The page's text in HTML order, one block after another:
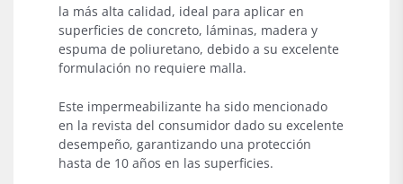
la más alta calidad, ideal para aplicar en
superficies de concreto, láminas, madera y
espuma de poliuretano, debido a su excelente
formulación no requiere malla.
Este impermeabilizante ha sido mencionado
en la revista del consumidor dado su excelente
desempeño, garantizando una protección
hasta de 10 años en las superficies.